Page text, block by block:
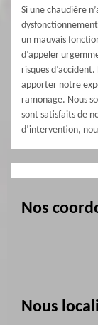
Si une chaudière
un mauvais
d’appeler
risques
apporter notre
ramonage. Nous
sont satisfaits de
d’intervention,
Nos
Nous